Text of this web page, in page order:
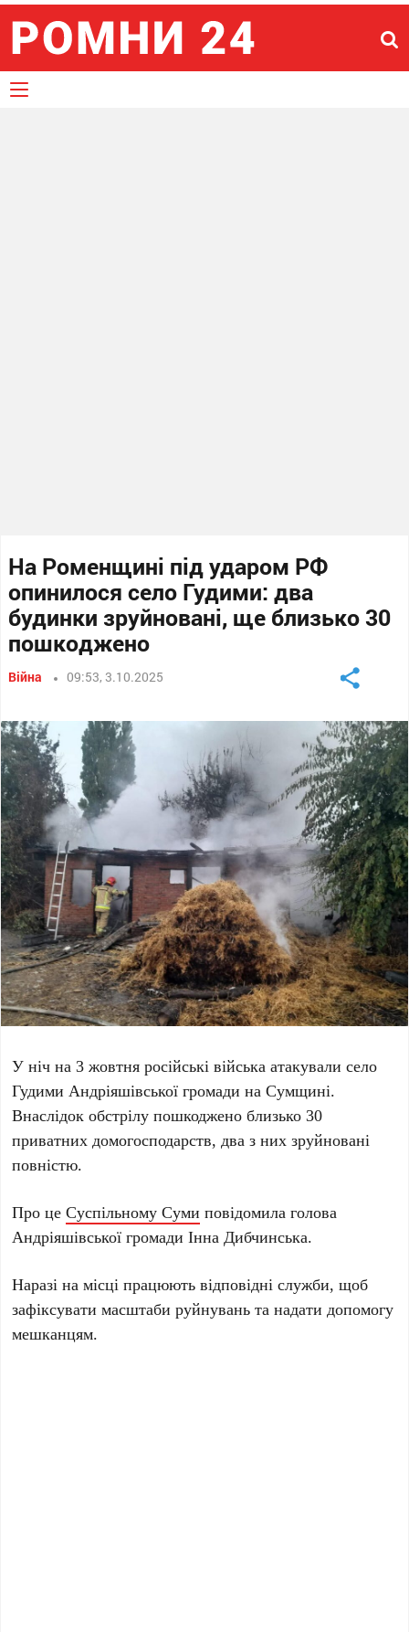
На Роменщині під ударом РФ
опинилося село Гудими: два
будинки зруйновані, ще близько 30
пошкоджено
Війна 09:53, 3.10.2025
У ніч на 3 жовтня російські війська атакували село
Гудими Андріяшівської громади на Сумщині.
Внаслідок обстрілу пошкоджено близько 30
приватних домогосподарств, два з них зруйновані
повністю.
Про цеСуспільному Суми повідомила голова
Андріяшівської громади Інна Дибчинська.
Наразі на місці працюють відповідні служби, щоб
зафіксувати масштаби руйнувань та надати допомогу
мешканцям.